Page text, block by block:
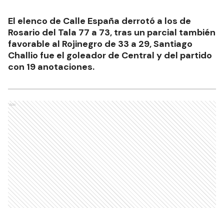
El elenco de Calle España derrotó a los de
Rosario del Tala 77 a 73, tras un parcial también
favorable al Rojinegro de 33 a 29, Santiago
Challio fue el goleador de Central y del partido
con 19 anotaciones.
Ads